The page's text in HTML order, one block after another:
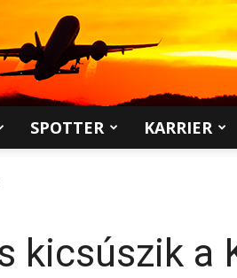
SPOTTER KARRIER
kicsúszik a